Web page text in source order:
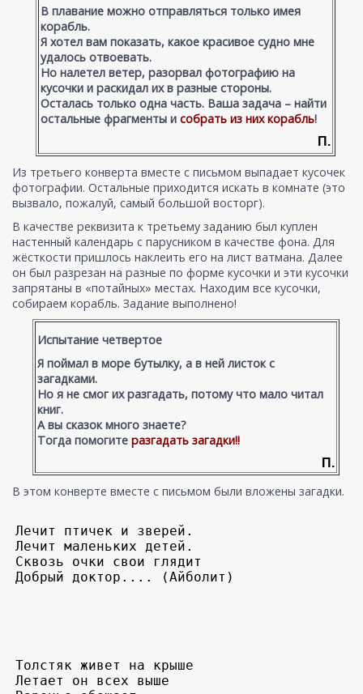
В плавание можно отправляться только имея
корабль.
Я хотел вам показать, какое красивое судно мне
удалось отвоевать.
Но налетел ветер, разорвал фотографию на
кусочки и раскидал их в разные стороны.
Осталась только одна часть. Ваша задача – найти
остальные фрагменты и собрать из них корабль!
П.
Из третьего конверта вместе с письмом выпадает кусочек
фотографии. Остальные приходится искать в комнате (это
вызвало, пожалуй, самый большой восторг).
В качестве реквизита к третьему заданию был куплен
настенный календарь с парусником в качестве фона. Для
жёсткости пришлось наклеить его на лист ватмана. Далее
он был разрезан на разные по форме кусочки и эти кусочки
запрятаны в «потайных» местах. Находим все кусочки,
собираем корабль. Задание выполнено!
Испытание четвертое
Я поймал в море бутылку, а в ней листок с
загадками.
Но я не смог их разгадать, потому что мало читал
книг.
А вы сказок много знаете?
Тогда помогите разгадать загадки!!
П.
В этом конверте вместе с письмом были вложены загадки.
Лечит птичек и зверей.
Лечит маленьких детей.
Сквозь очки свои глядит
Добрый доктор.... (Айболит)
Толстяк живет на крыше
Летает он всех выше